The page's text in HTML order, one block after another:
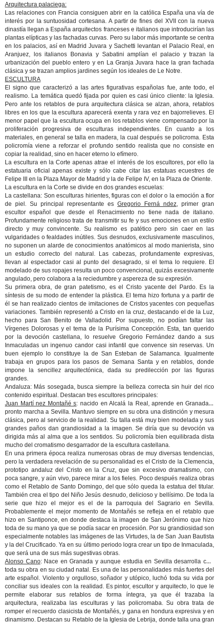
Arquitectura palaciega:
Las relaciones con Francia consiguen abrir en la católica España una vía de
interés por la suntuosidad cortesana. A partir de fines del XVII con la nueva
dinastía llegan a España arquitectos franceses e italianos que introducirían las
plantas elípticas y las fachadas curvas. Pero su labor más importante se centra
en los palacios, así en Madrid Juvara y Sachetti levantan el Palacio Real, en
Aranjuez, los italianos Bonavia y Sabatini amplían el palacio y trazan la
urbanización del pueblo entero y en La Granja Juvara hace la gran fachada
clásica y se trazan amplios jardines según los ideales de Le Notre.
ESCULTURA
El signo que caracterizó a las artes figurativas españolas fue, ante todo, el
realismo. La temática quedó fijada por quien es casi único cliente: la Iglesia.
Pero ante los retablos de pura arquitectura clásica se alzan, ahora, retablos
libres en los que la escultura aparecerá exenta y rara vez en bajorrelieves. El
menor papel que la escultura ocupa en los retablos viene compensado por la
proliferación progresiva de esculturas independientes. En cuanto a los
materiales, en general se talla en madera, la cual después se policroma. Esta
policromía viene a reforzar el profundo sentido realista que no consiste en
copiar la realidad, sino en hacer eterno lo efímero.
La escultura en la Corte apenas atrae el interés de los escultores, por ello la
estatuaria oficial apenas existe y sólo cabe citar las estatuas ecuestres de
Felipe III en la Plaza Mayor de Madrid y la de Felipe IV, en la Plaza de Oriente.
La escultura en la Corte se divide en dos grandes escuelas:
La castellana: Son esculturas hirientes, figuras con el dolor o la emoción a flor
de piel. Su principal representante es Gregorio Ferná ndez, primer gran
escultor español que desde el Renacimiento no tiene nada de italiano.
Profundamente religioso trata de transmitir su fe y sus emociones en un estilo
directo y muy convincente. Su realismo es patético pero sin caer en las
vulgaridades o fealdades inútiles. Sus desnudos, exclusivamente masculinos,
no suponen un alarde de conocimientos anatómicos al modo manierista, sino
un estudio correcto del natural. Las cabezas, profundamente expresivas,
llevan al espectador casi al punto del desagrado, si el tema lo requiere. El
modelado de sus ropajes resulta un poco convencional, quizás excesivamente
angulado, pero colabora a la reciedumbre y aspereza de su expresión.
Su primera obra, de gran patetismo, es el Cristo yacente del Pardo. Es la
síntesis de su modo de entender la plástica. El tema hizo fortuna y a partir de
él se han realizado cientos de imitaciones de Cristos yacentes con pequeñas
variaciones. También representó a Cristo en la cruz, destacando el de la Luz,
hecho para San Benito de Valladolid. Por supuesto, no podían faltar las
Vírgenes Dolorosas y el tema de la Purísima Concepción. Esta, tan querido
por la devoción castellana, lo resuelve Gregorio Fernández dando a sus
Inmaculadas un ingenuo candor casi infantil que convence sin reservas. Un
buen ejemplo lo constituye la de San Esteban de Salamanca. Igualmente
trabaja en grupos para los pasos de Semana Santa y en retablos, donde
impone la sencillez arquitectónica, dada su predilección por las figuras
grandes.
Andaluza: Más sosegada, busca siempre la belleza correcta sin huir del rico
contenido espiritual. Destacan tres escultores principales:
Juan Martí nez Montañé s: nacido en Alcalá la Real, aprende en Granada y
pronto marcha a Sevilla. Mantuvo siempre en su obra una distinción y mesura
clásica, pero al servicio de la realidad. Su talla está muy bien modelada y sus
grandes paños dan grandiosidad a la imagen. Se diría que su devoción va
dirigida más al alma que a los sentidos. Su policromía bien equilibrada dista
mucho del cromatismo desgarrador de la escultura castellana.
En una primera época realiza numerosas obras de muy diversas tendencias,
pero la verdadera revelación de su personalidad es el Cristo de la Clemencia,
prototipo andaluz del Cristo en la Cruz, que sin excesivo dramatismo, con
poca sangre, y aún vivo, parece mirar a los fieles. Poco después realiza obras
como el Retablo de Santo Domingo, del que sólo queda la estatua del titular.
También crea el tipo del Niño Jesús desnudo, delicioso y bellísimo. De toda la
serie que hizo el mejor es el de la parroquia del Sagrario en Sevilla.
Probablemente el mejor momento de Montañés se refleja en el retablo que
hizo en Santiponce, en donde destaca la imagen de San Jerónimo que hizo
toda de su mano ya que se podía sacar en procesión. Por su grandiosidad son
especialmente notables las imágenes de las Virtudes, la de San Juan Bautista
y la del Crucificado. Ya en su último periodo logra crear un tipo de Inmaculada,
que será una de sus más sugestivas obras.
Alonso Cano: Nace en Granada y aunque estudia en Sevilla desarrolla casi
toda su obra en su ciudad natal. Es una de las personalidades más fuertes del
arte español. Violento y orgulloso, soñador y utópico, luchó toda su vida por
conciliar sus ideales con la realidad. Es pintor, escultor y arquitecto, lo que le
permite elaborar sus retablos de forma íntegra, ya que él trazaba la
arquitectura, realizaba las esculturas y las policromaba. Su obra trata de
romper el recuerdo clasicista de Montañés, y gana en hondura expresiva y en
dinamismo. Destacan su Retablo de la Iglesia de Lebrija, donde talla una gran